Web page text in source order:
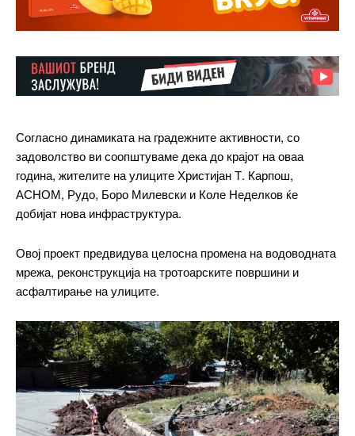
━ pricing plans
Согласно динамиката на градежните активности, со
задоволство ви соопштуваме дека до крајот на оваа
година, жителите на улиците Христијан Т. Карпош,
АСНОМ, Рудо, Боро Милевски и Коле Неделков ќе
добијат нова инфраструктура.
Овој проект предвидува целосна промена на водоводната
мрежа, реконструкција на тротоарските површини и
асфалтирање на улиците.